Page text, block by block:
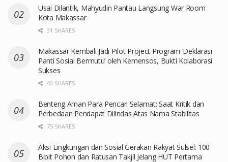
Usai Dilantik, Mahyudin Pantau Langsung War Room
Kota Makassar
31 SHARES
Makassar Kembali Jadi Pilot Project Program ‘Deklarasi
Panti Sosial Bermutu’ oleh Kemensos, Bukti Kolaborasi
Sukses
40 SHARES
Benteng Aman Para Pencari Selamat: Saat Kritik dan
Perbedaan Pendapat Dilindas Atas Nama Stabilitas
75 SHARES
Aksi Lingkungan dan Sosial Gerakan Rakyat Sulsel: 100
Bibit Pohon dan Ratusan Takjil Jelang HUT Pertama